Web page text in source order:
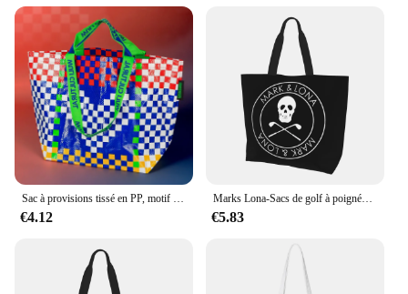
Sac à provisions tissé en PP, motif à carreaux, sac initié, fourre-tout étanches réutilisables, sac à main portable pour voyage, épicerie
€4.12
Marks Lona-Sacs de golf à poignée supérieure de grande capacité, Merch INS, Sacs initiés à la tendance pour unisexe
€5.83